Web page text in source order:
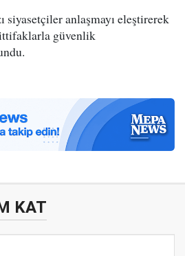
siyasetçiler anlaşmayı eleştirerek
güvenlik
KAT